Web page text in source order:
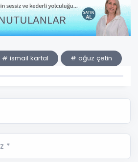
# ismail kartal # oğuz çetin
*